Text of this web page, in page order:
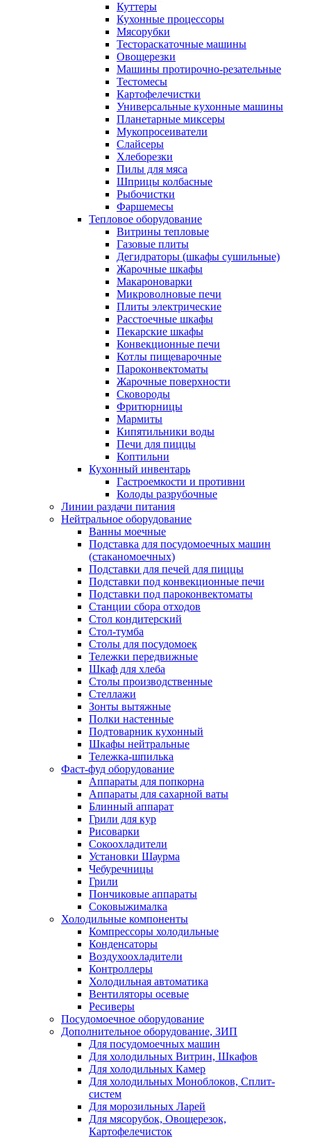
Куттеры
Кухонные процессоры
Мясорубки
Тестораскаточные машины
Овощерезки
Машины протирочно-резательные
Тестомесы
Картофелечистки
Универсальные кухонные машины
Планетарные миксеры
Мукопросеиватели
Слайсеры
Хлеборезки
Пилы для мяса
Шприцы колбасные
Рыбочистки
Фаршемесы
Тепловое оборудование
Витрины тепловые
Газовые плиты
Дегидраторы (шкафы сушильные)
Жарочные шкафы
Макароноварки
Микроволновые печи
Плиты электрические
Расстоечные шкафы
Пекарские шкафы
Конвекционные печи
Котлы пищеварочные
Пароконвектоматы
Жарочные поверхности
Сковороды
Фритюрницы
Мармиты
Кипятильники воды
Печи для пиццы
Коптильни
Кухонный инвентарь
Гастроемкости и противни
Колоды разрубочные
Линии раздачи питания
Нейтральное оборудование
Ванны моечные
Подставка для посудомоечных машин
(стаканомоечных)
Подставки для печей для пиццы
Подставки под конвекционные печи
Подставки под пароконвектоматы
Станции сбора отходов
Стол кондитерский
Стол-тумба
Столы для посудомоек
Тележки передвижные
Шкаф для хлеба
Столы производственные
Стеллажи
Зонты вытяжные
Полки настенные
Подтоварник кухонный
Шкафы нейтральные
Тележка-шпилька
Фаст-фуд оборудование
Аппараты для попкорна
Аппараты для сахарной ваты
Блинный аппарат
Грили для кур
Рисоварки
Сокоохладители
Установки Шаурма
Чебуречницы
Грили
Пончиковые аппараты
Соковыжималка
Холодильные компоненты
Компрессоры холодильные
Конденсаторы
Воздухоохладители
Контроллеры
Холодильная автоматика
Вентиляторы осевые
Ресиверы
Посудомоечное оборудование
Дополнительное оборудование, ЗИП
Для посудомоечных машин
Для холодильных Витрин, Шкафов
Для холодильных Камер
Для холодильных Моноблоков, Сплит-
систем
Для морозильных Ларей
Для мясорубок, Овощерезок,
Картофелечисток